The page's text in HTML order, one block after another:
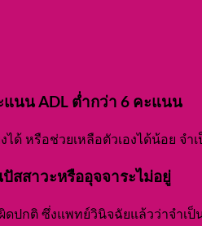
แนน ADL ต่ำกว่า 6 คะแนน
ได้ หรือช่วยเหลือตัวเองได้น้อย
สสาวะหรืออุจจาระไม่อยู่
ปกติ ซึ่งแพทย์วินิจฉัยแล้วว่าจำเ